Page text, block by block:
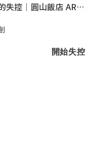
圓山月夜-羊群的失控｜圓山飯店 ARG實境解謎遊戲
開始失控